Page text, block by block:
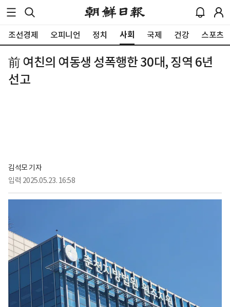
조선경제 오피니언 정치 사회 국제 건강 스포츠
前 여친의 여동생 성폭행한 30대, 징역 6년
선고
김석모 기자
입력 2025.05.23. 16:58